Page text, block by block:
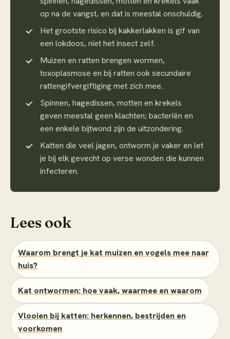
op na de vangst, en dat is meestal onschuldig.
Het grootste risico bij kakkerlakken is gif van
een lokdoos, niet het insect zelf.
Muizen en ratten brengen wormen,
toxoplasmose en bij ratten ook secundaire
rattengifvergiftiging met zich mee.
Spinnen, hagedissen, motten en krekels
geven meestal geen klachten; bacteriën en
een enkele bijtwond zijn de uitzondering.
Katten die veel jagen, ontworm je vaker en let
je bij elk gevecht op verse wonden die kunnen
infecteren.
Lees ook
Waarom brengt je kat muizen en vogels mee naar
huis?
Kat ontwormen: hoe vaak, waarmee en waarom
Vlooien bij katten: herkennen, bestrijden en
voorkomen